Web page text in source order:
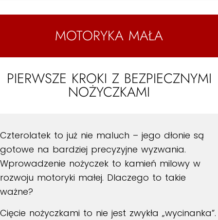
MOTORYKA MAŁA
PIERWSZE KROKI Z BEZPIECZNYMI
NOŻYCZKAMI
Czterolatek to już nie maluch – jego dłonie są
gotowe na bardziej precyzyjne wyzwania.
Wprowadzenie nożyczek to kamień milowy w
rozwoju motoryki małej. Dlaczego to takie
ważne?
Cięcie nożyczkami to nie jest zwykła „wycinanka”.